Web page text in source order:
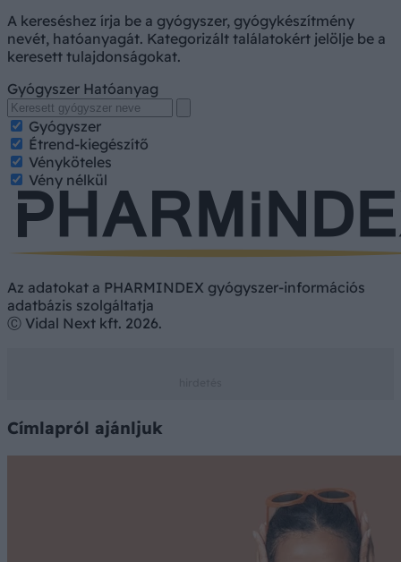
A kereséshez írja be a gyógyszer, gyógykészítmény
nevét, hatóanyagát. Kategorizált találatokért jelölje be a
keresett tulajdonságokat.
Gyógyszer Hatóanyag
Gyógyszer
Étrend-kiegészítő
Vényköteles
Vény nélkül
Az adatokat a PHARMINDEX gyógyszer-információs
adatbázis szolgáltatja
Ⓒ Vidal Next kft. 2026.
Címlapról ajánljuk